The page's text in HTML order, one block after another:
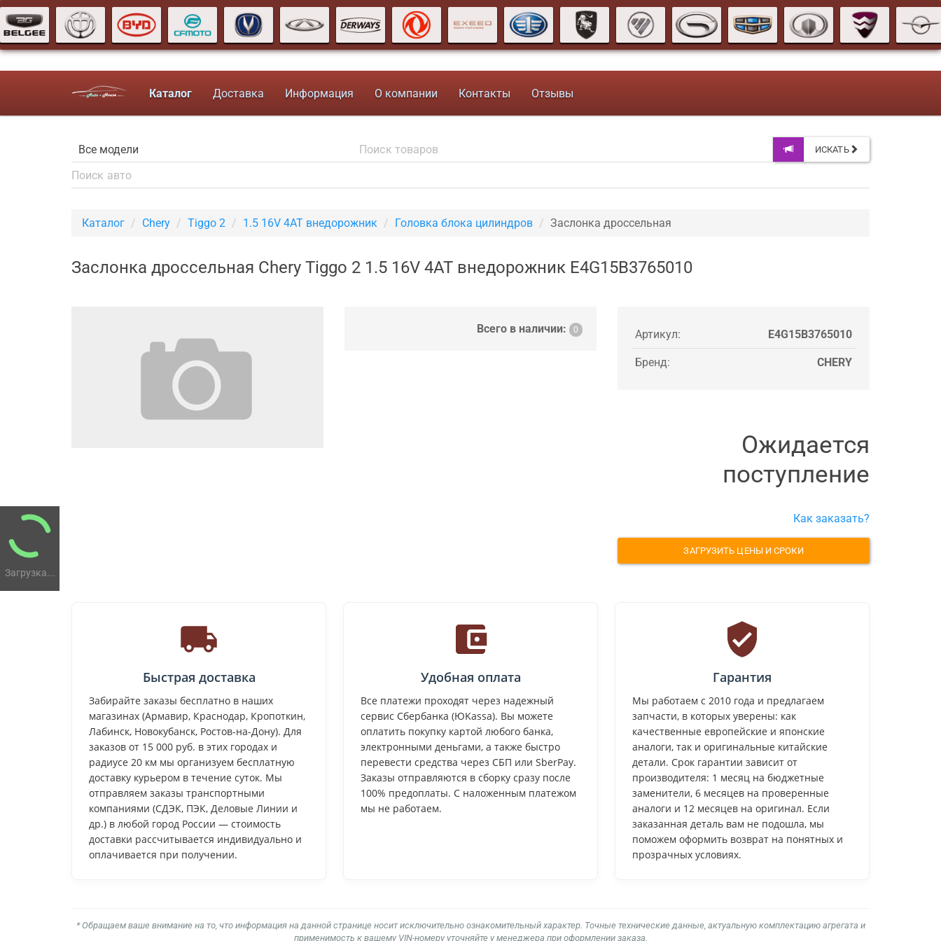
Загрузка...
Каталог Доставка Информация О компании Контакты Отзывы
ИСКАТЬ
Каталог Chery Tiggo 2 1.5 16V 4AT внедорожник Головка блока цилиндров Заслонка дроссельная
Заслонка дроссельная Chery Tiggo 2 1.5 16V 4AT внедорожник E4G15B3765010
Всего в наличии: 0 Артикул: E4G15B3765010
Бренд: CHERY
Ожидается
поступление
Как заказать?
ЗАГРУЗИТЬ ЦЕНЫ И СРОКИ
Быстрая доставка
Забирайте заказы бесплатно в наших
магазинах (Армавир, Краснодар, Кропоткин,
Лабинск, Новокубанск, Ростов-на-Дону). Для
заказов от 15 000 руб. в этих городах и
радиусе 20 км мы организуем бесплатную
доставку курьером в течение суток. Мы
отправляем заказы транспортными
компаниями (СДЭК, ПЭК, Деловые Линии и
др.) в любой город России — стоимость
доставки рассчитывается индивидуально и
оплачивается при получении.
Удобная оплата
Все платежи проходят через надежный
сервис Сбербанка (ЮKassa). Вы можете
оплатить покупку картой любого банка,
электронными деньгами, а также быстро
перевести средства через СБП или SberPay.
Заказы отправляются в сборку сразу после
100% предоплаты. С наложенным платежом
мы не работаем.
Гарантия
Мы работаем с 2010 года и предлагаем
запчасти, в которых уверены: как
качественные европейские и японские
аналоги, так и оригинальные китайские
детали. Срок гарантии зависит от
производителя: 1 месяц на бюджетные
заменители, 6 месяцев на проверенные
аналоги и 12 месяцев на оригинал. Если
заказанная деталь вам не подошла, мы
поможем оформить возврат на понятных и
прозрачных условиях.
* Обращаем ваше внимание на то, что информация на данной странице носит исключительно ознакомительный характер. Точные технические данные, актуальную комплектацию агрегата и
применимость к вашему VIN-номеру уточняйте у менеджера при оформлении заказа.